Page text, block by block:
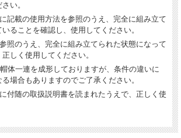
い。
記載の使用方法を参照のうえ、完全に組み立て
ることを確認し、使用してください。
照のうえ、完全に組み立てられた状態になって
しく使用してください。
体一連を成形しておりますが、条件の違いに
場合もありますのでご了承ください。
付随の取扱説明書を読まれたうえで、正しく使